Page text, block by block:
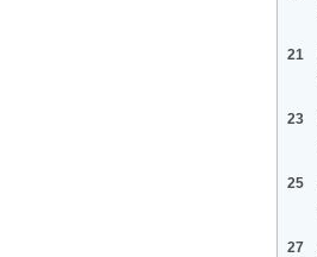
21
23
25
27